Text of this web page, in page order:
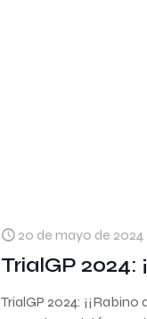
20 de mayo de 2024
TrialGP 2024:
TrialGP 2024: